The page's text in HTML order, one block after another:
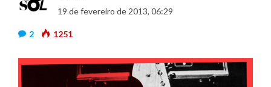
19 de fevereiro de 2013, 06:29
2 1251